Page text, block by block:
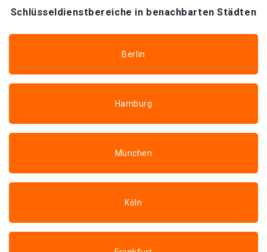
Schlüsseldienstbereiche in benachbarten Städten
Berlin
Hamburg
München
Köln